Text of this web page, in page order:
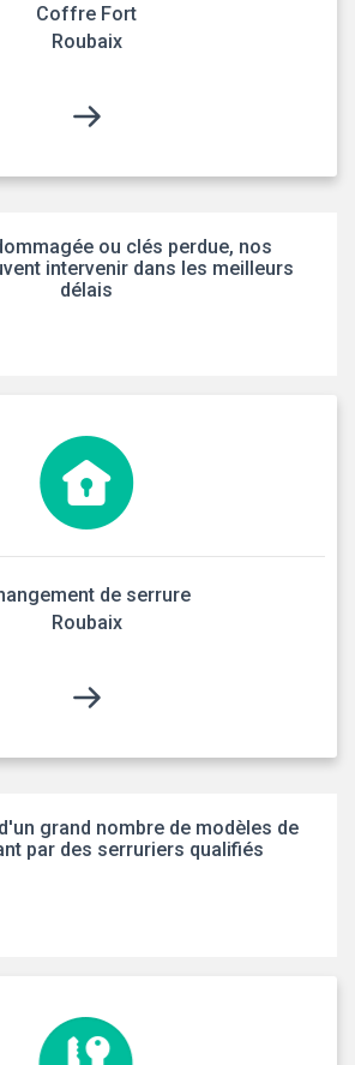
Coffre Fort
Roubaix
ou clés perdue, nos
intervenir dans les meilleurs
délais
de serrure
Roubaix
grand nombre de modèles de
par des serruriers qualifiés